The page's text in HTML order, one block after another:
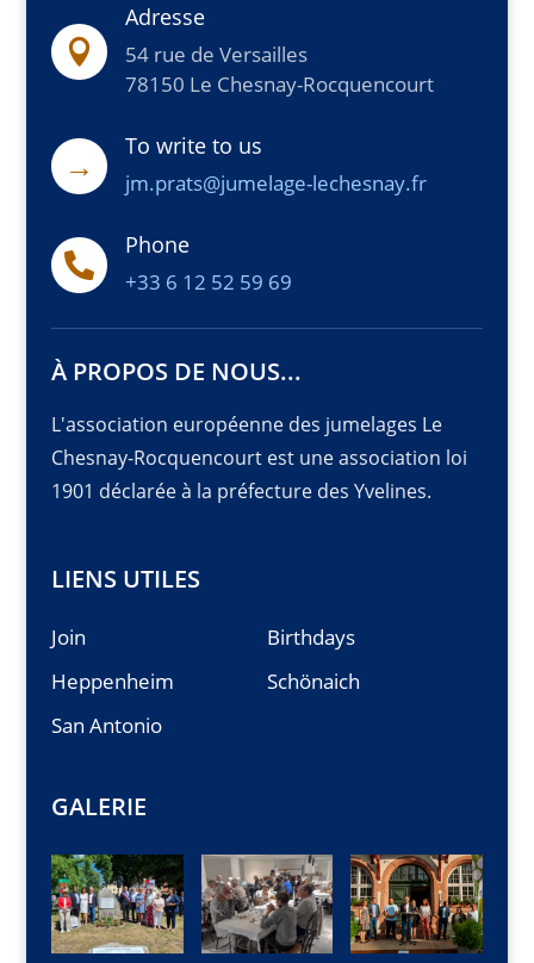

Adresse
54 rue de Versailles
78150 Le Chesnay-Rocquencourt
→
To write to us
jm.prats@jumelage-lechesnay.fr

Phone
+33 6 12 52 59 69
À PROPOS DE NOUS...
L'association européenne des jumelages Le
Chesnay-Rocquencourt est une association loi
1901 déclarée à la préfecture des Yvelines.
LIENS UTILES
Join
Birthdays
Heppenheim
Schönaich
San Antonio
GALERIE